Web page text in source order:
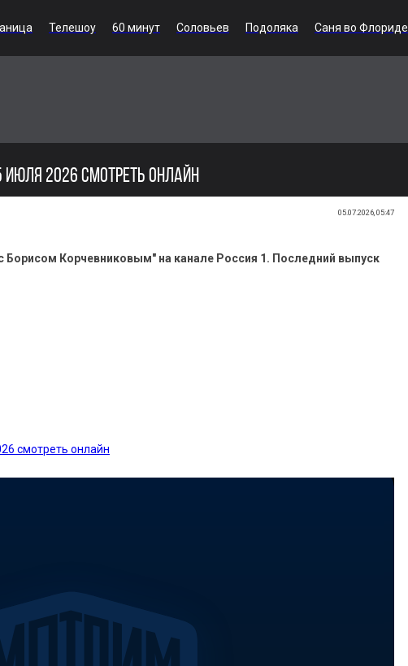
Телешоу 60 минут Соловьев Подоляка Саня во Флориде
2026 СМОТРЕТЬ ОНЛАЙН
05.07.2026, 05:47
Борисом Корчевниковым" на канале Россия 1. Последний выпуск
смотреть онлайн